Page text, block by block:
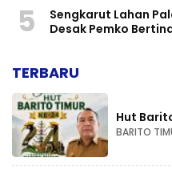
5
Sengkarut Lahan
Desak Pemko
TERBARU
Hut
BARITO